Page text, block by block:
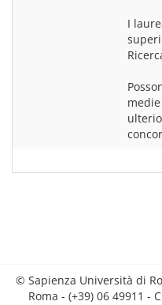
I
© Sapienza Università di
Roma - (+39) 06 49911 -